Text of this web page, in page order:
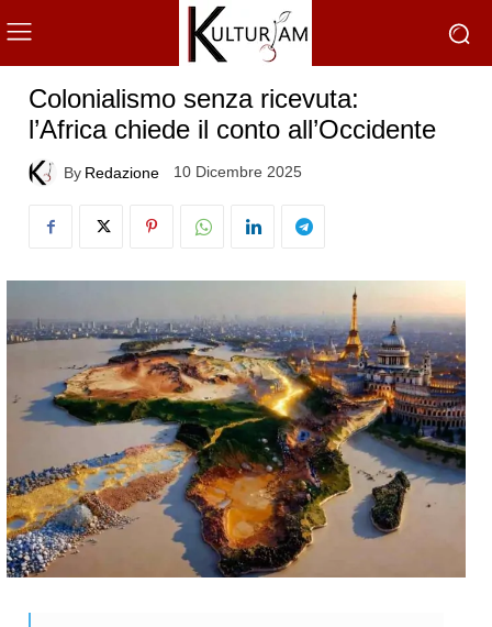
Colonialismo senza ricevuta:
l’Africa chiede il conto all’Occidente
By Redazione 10 Dicembre 2025